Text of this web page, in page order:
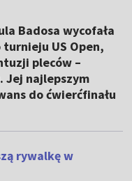
Badosa wycofała
US Open,
pleców –
Jej najlepszym
do ćwierćfinału
rywalkę w